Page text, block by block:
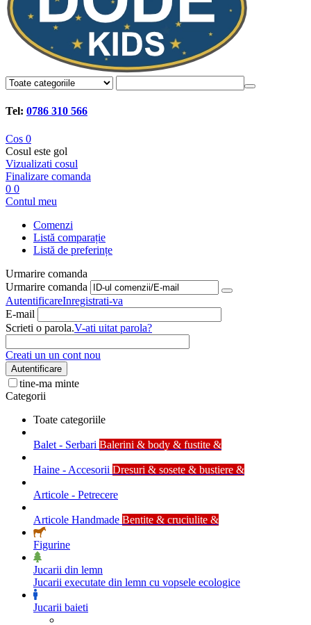
Tel: 0786 310 566
Cos 0
Cosul este gol
Vizualizati cosul
Finalizare comanda
0 0
Contul meu
Comenzi
Listă comparație
Listă de preferințe
Urmarire comanda
Urmarire comanda
AutentificareInregistrati-va
E-mail
Scrieti o parola.V-ati uitat parola?
Creati un un cont nou
Autentificare
tine-ma minte
Categorii
Toate categoriile
Balet - Serbari Balerini & body & fustite &
Haine - Accesorii Dresuri & sosete & bustiere &
Articole - Petrecere
Articole Handmade Bentite & cruciulite &
Figurine
Jucarii din lemn
Jucarii executate din lemn cu vopsele ecologice
Jucarii baieti